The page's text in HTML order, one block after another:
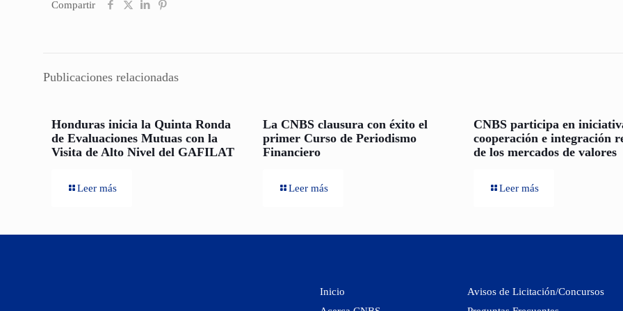
Compartir
Publicaciones relacionadas
Honduras inicia la Quinta Ronda
de Evaluaciones Mutuas con la
Visita de Alto Nivel del GAFILAT
Leer más
La CNBS clausura con éxito el
primer Curso de Periodismo
Financiero
Leer más
CNBS participa en
cooperación e integración
de los mercados de valores
Leer más
Inicio
Avisos de Licitación/Concursos